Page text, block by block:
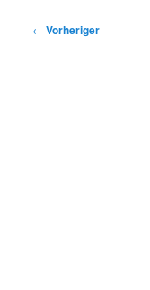
Beitragsnavigation
← Vorheriger